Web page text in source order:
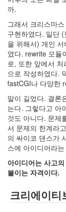
까.
그래서 크리스마
구현하였다. 일단
을 위해서) 개인
였다. rewrite 모듈
로, 또한 앞에서
으로 작성하였다.
fastCGI나 다양한
말이 길었다. 결론
는다. 그렇다고 아
것도 아니다. 문제
서 문제의 한계라
의 싸이코 댄스가
스에 아이디어라
아이디어는 사고
붙이는 자격이다.
크리에이티
화,
슬
로
우
뉴
스
기
술,
세
상,
속
도,
관
심
감
사
블
그